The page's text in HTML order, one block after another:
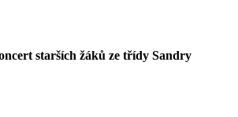
starších žáků ze třídy Sandry